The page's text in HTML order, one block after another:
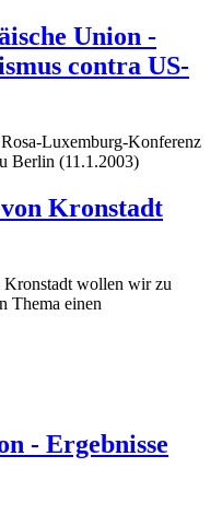
Union -
contra US-
Luxemburg-Konferenz
Berlin (11.1.2003)
Kronstadt
Kronstadt wollen wir zu
Thema einen
- Ergebnisse